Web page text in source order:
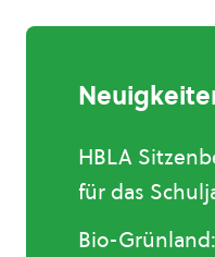
HBLA
für das
Bio-